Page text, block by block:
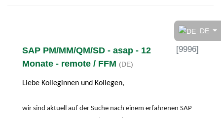
DE
search
Anstellungsart
SAP PM/MM/QM/SD - asap - 12
Monate - remote / FFM (DE)
[9996]
Liebe Kolleginnen und Kollegen,
wir sind aktuell auf der Suche nach einem erfahrenen SAP